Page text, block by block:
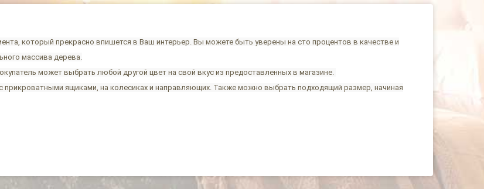
который прекрасно впишется в Ваш интерьер. Вы можете быть уверены на сто процентов в качестве и
массива дерева.
может выбрать любой другой цвет на свой вкус из предоставленных в магазине.
ящиками, на колесиках и направляющих. Также можно выбрать подходящий размер, начиная